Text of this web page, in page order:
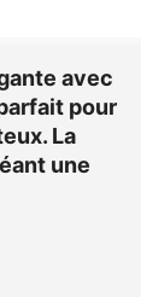
avec
pour
La
une